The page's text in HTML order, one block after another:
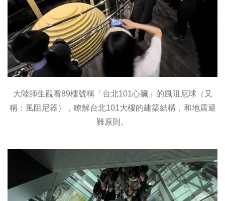
大陸師生觀看89樓號稱「台北101心臟」的風阻尼球（又
稱：風阻尼器），瞭解台北101大樓的建築結構，和地震避
難原則。